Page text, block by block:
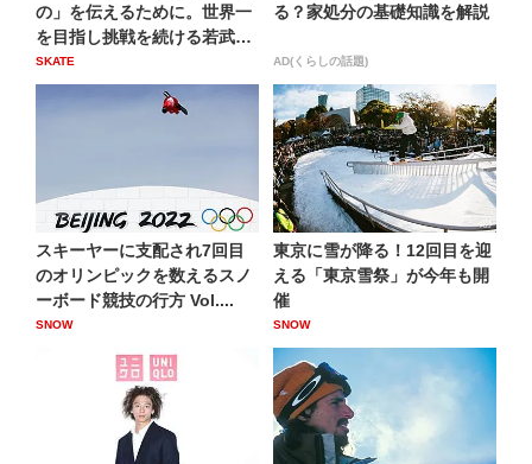
の」を伝えるために。世界一
を目指し挑戦を続ける若武
者、...
SKATE
る？家処分の基礎知識を解説
AD(くらしの話題)
スキーヤーに支配され7回目
のオリンピックを数えるスノ
ーボード競技の行方 Vol....
SNOW
東京に雪が降る！12回目を迎
える「東京雪祭」が今年も開
催
SNOW